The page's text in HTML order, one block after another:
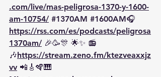
.com/live/mas-peligrosa-1370-y-1600-
am-10754/ #1370AM #1600AM🎧
https://rss.com/es/podcasts/peligrosa
1370am/ 🎉🥳🎊 🌟✨ 📻
🎶https://stream.zeno.fm/ktezveaxxjz
vv 📲🎸🪇🎹